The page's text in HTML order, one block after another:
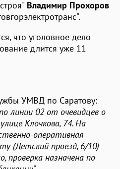
Владимир Прохоров
что уголовное дело
длится уже 11
УМВД по Саратову:
линии 02 от очевидцев о
Клочкова, 74. На
оперативная
(Детский проезд, 6/10)
проверка назначена по